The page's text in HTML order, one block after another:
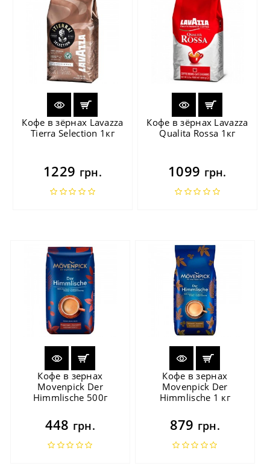
Кофе в зёрнах Lavazza
Tierra Selection 1кг
1229 грн.
Кофе в зёрнах Lavazza
Qualita Rossa 1кг
1099 грн.
Кофе в зернах
Movenpick Der
Himmlische 500г
448 грн.
Кофе в зернах
Movenpick Der
Himmlische 1 кг
879 грн.